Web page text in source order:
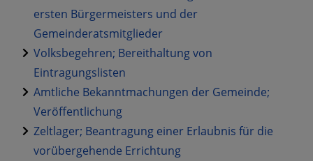
ersten Bürgermeisters und der
Gemeinderatsmitglieder
Volksbegehren; Bereithaltung von
Eintragungslisten
Amtliche Bekanntmachungen der Gemeinde;
Veröffentlichung
Zeltlager; Beantragung einer Erlaubnis für die
vorübergehende Errichtung